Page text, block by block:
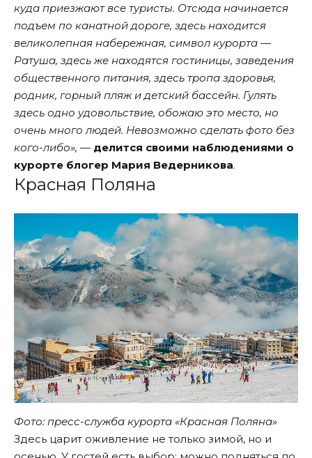
куда приезжают все туристы. Отсюда начинается
подъем по канатной дороге, здесь находится
великолепная набережная, символ курорта —
Ратуша, здесь же находятся гостиницы, заведения
общественного питания, здесь тропа здоровья,
родник, горный пляж и детский бассейн. Гулять
здесь одно удовольствие, обожаю это место, но
очень много людей. Невозможно сделать фото без
кого-либо», — делится своими наблюдениями о
курорте блогер Мария Ведерникова.
Красная Поляна
Фото: пресс-служба курорта «Красная Поляна»
Здесь царит оживление не только зимой, но и